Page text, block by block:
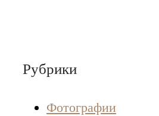
Рубрики
Фотографии